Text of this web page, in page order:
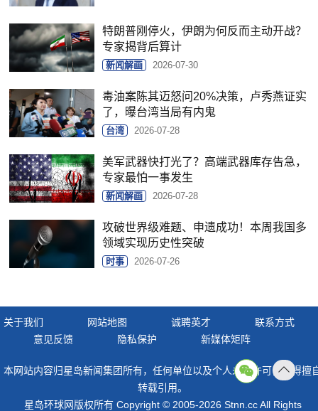
特朗普刚停火，伊朗为何反而主动开战？
专家揭背后算计
新闻解画 2026-07-30
毒油案陈其迈怒问20%决策，卢秀燕证实
了，曝台湾当局有内鬼
台湾 2026-07-28
美军武器快打光了？高端武器库存告急，
专家最怕一事发生
新闻解画 2026-07-28
攻破世界级难题、申遗成功！本周我国多
领域实现历史性突破
时事 2026-07-26
关于我们 网站地图 诚聘英才
联系方式
意见反馈
隐私保护 新媒体矩阵
本网站内容归星岛新闻集团所有，任何单位以及个人未经许可，不得擅
转载引用。
星岛环球网版权所有 Copyright © 2005-2026 Stnn.cc All Rights
顶部